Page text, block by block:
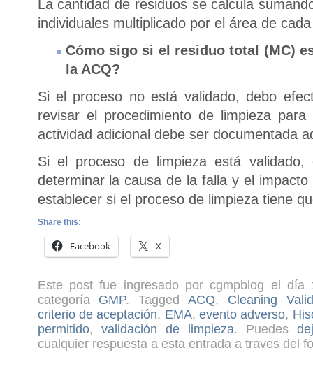
La cantidad de residuos se calcula
individuales multiplicado por el área de
Cómo sigo si el residuo total (MC)
la ACQ?
Si el proceso no está validado, debo
revisar el procedimiento de limpieza
actividad adicional debe ser documentada
Si el proceso de limpieza está
determinar la causa de la falla y el
establecer si el proceso de limpieza tiene
Share this:
Facebook X
Este post fue ingresado por cgmpblog el
categoría GMP. TaggedACQ, Cleaning
criterio de aceptación, EMA, evento adverso,
permitido, validación de limpieza. Puedes
cualquier respuesta a esta entrada a traves del